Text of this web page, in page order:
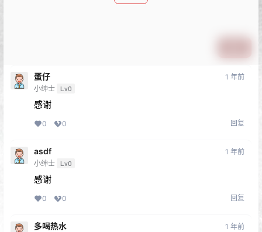
蛋仔
小绅士 Lv0
1 年前
感谢
0 0 回复
asdf
小绅士 Lv0
1 年前
感谢
0 0 回复
多喝热水 1 年前